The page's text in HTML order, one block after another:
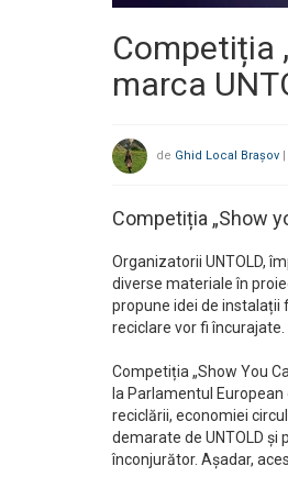
Competiția
marca
de Ghid Local Brașov |
Competiția „Show
Organizatorii UNTOLD,
diverse materiale în
propune idei de instalații
reciclare vor fi încurajate.
Competiția „Show You
la Parlamentul
reciclării, economiei
demarate de UNTOLD
înconjurător. Așadar,